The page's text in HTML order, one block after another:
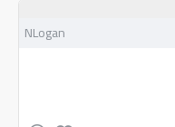
NLogan